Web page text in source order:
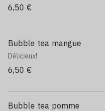
6,50 €
Bubble tea mangue
Délicieux!
6,50 €
Bubble tea pomme